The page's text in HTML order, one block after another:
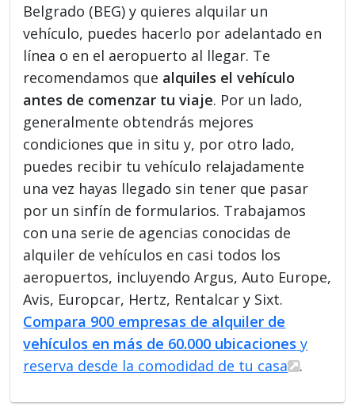
Belgrado (BEG) y quieres alquilar un
vehículo, puedes hacerlo por adelantado en
línea o en el aeropuerto al llegar. Te
recomendamos que alquiles el vehículo
antes de comenzar tu viaje. Por un lado,
generalmente obtendrás mejores
condiciones que in situ y, por otro lado,
puedes recibir tu vehículo relajadamente
una vez hayas llegado sin tener que pasar
por un sinfín de formularios. Trabajamos
con una serie de agencias conocidas de
alquiler de vehículos en casi todos los
aeropuertos, incluyendo Argus, Auto Europe,
Avis, Europcar, Hertz, Rentalcar y Sixt.
Compara 900 empresas de alquiler de
vehículos en más de 60.000 ubicaciones y
reserva desde la comodidad de tu casa
.